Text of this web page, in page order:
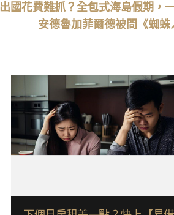
出國花費難抓？全包式海島假期，
安德魯加菲爾德被問《蜘